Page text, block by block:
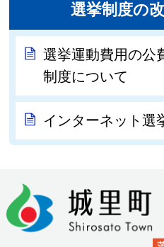
選挙制度の
選挙運動費用の公
制度について
インターネット選